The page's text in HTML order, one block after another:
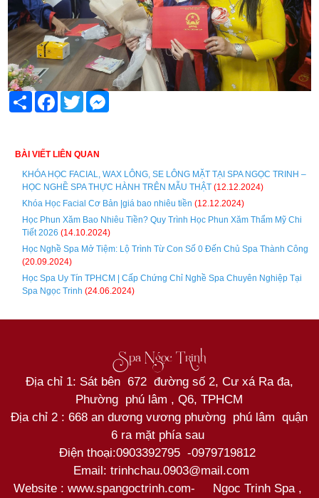
Share FacebookTwitter
BÀI VIẾT LIÊN QUAN
KHÓA HỌC FACIAL, WAX LÔNG, SE LÔNG MẶT TẠI SPA NGỌC TRINH –
HỌC NGHỀ SPA THỰC HÀNH TRÊN MẪU THẬT (12.12.2024)
Khóa Học Facial Cơ Bản |giá bao nhiêu tiền(12.12.2024)
Học Phun Xăm Bao Nhiêu Tiền? Quy Trình Học Phun Xăm Thẩm Mỹ Chi
Tiết 2026 (14.10.2024)
Học Nghề Spa Mở Tiệm: Lộ Trình Từ Con Số 0 Đến Chủ Spa Thành Công
(20.09.2024)
Học Spa Uy Tín TPHCM | Cấp Chứng Chỉ Nghề Spa Chuyên Nghiệp Tại
Spa Ngọc Trinh (24.06.2024)
Spa Ngọc Trinh
Địa chỉ 1: Sát bên 672 đường số 2, Cư xá Ra đa,
Phường phú lâm , Q6, TPHCM
Địa chỉ 2 : 668 an dương vương phường phú lâm quận
6 ra mặt phía sau
Điện thoại:0903392795 -0979719812
Email: trinhchau.0903@mail.com
Website : www.spangoctrinh.com- Ngoc Trinh Spa ,